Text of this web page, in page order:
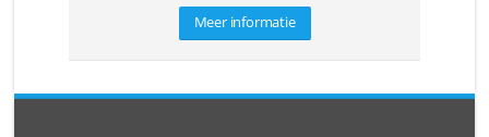
Meer informatie